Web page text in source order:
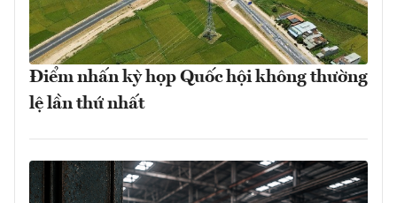
Điểm nhấn kỳ họp Quốc hội không thường
lệ lần thứ nhất